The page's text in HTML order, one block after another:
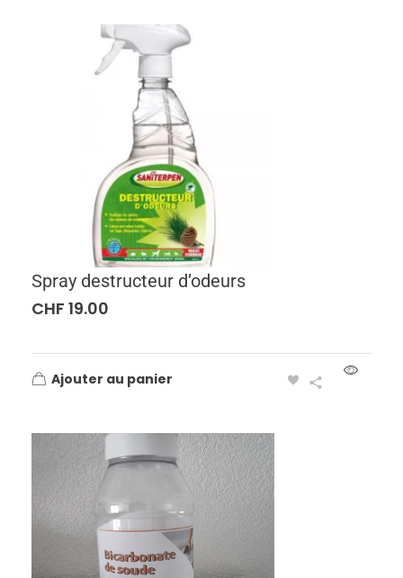
Spray destructeur d’odeurs
CHF 19.00
Ajouter au panier